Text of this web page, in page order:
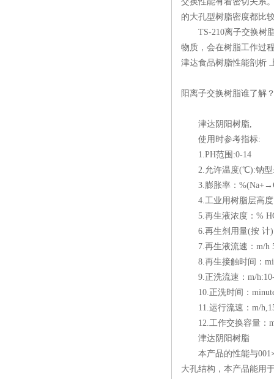
的大孔型树脂密度都比
TS-210离子交换树脂
物质，会在树脂工作过
津达食品树脂性能剖析
阳离子交换树脂谁了解
津达阴阳树脂,
使用时参考指标:
1.PH范围:0-14
2.允许温度(℃):钠型
3.膨胀率：
4.工业用树脂层高度
5.再生液浓度：%
6.再生剂用量(按 计
7.再生液流速：m/h
8.再生接触时间：
9.正洗流速：m/
10.正洗时间：
11.运行流速：m/
12.工作交换容量：
津达阴阳树脂
本产品的性能与
大孔结构，本产品能用